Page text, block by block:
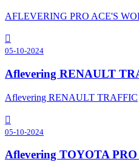
AFLEVERING PRO ACE'S
05-10-2024
Aflevering RENAULT
Aflevering RENAULT TRAFFIC
05-10-2024
Aflevering TOYOTA